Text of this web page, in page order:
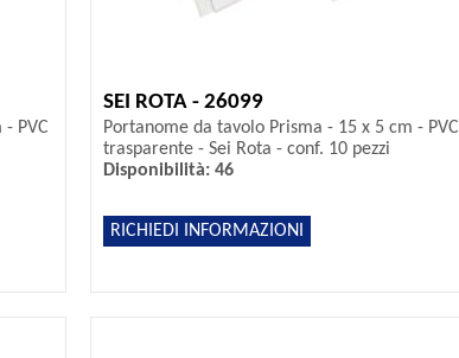
PVC
SEI ROTA - 26099
Portanome da tavolo Prisma - 15 x 5 cm - PVC
trasparente - Sei Rota - conf. 10 pezzi
Disponibilità: 46
RICHIEDI INFORMAZIONI